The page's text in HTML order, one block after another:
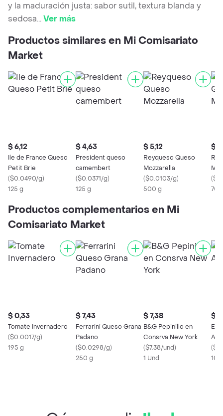
y la maduración justa: sabor sutil, textura blanda y
sedosa...Ver más
Productos similares en Mi Comisariato
Market
$ 6,12
Ile de France Queso
Petit Brie
($0.0490/g)
125 g
$ 4,63
President queso
camembert
($0.0371/g)
125 g
$ 5,12
Reyqueso Queso
Mozzarella
($0.0103/g)
500 g
$
(
Productos complementarios en Mi
Comisariato Market
$ 0,33
Tomate Invernadero
($0.0017/g)
195 g
$ 7,43
Ferrarini Queso Grana
Padano
($0.0298/g)
250 g
$ 7,38
B&G Pepinillo en
Consrva New York
($7.38/und)
1 Und
$
(